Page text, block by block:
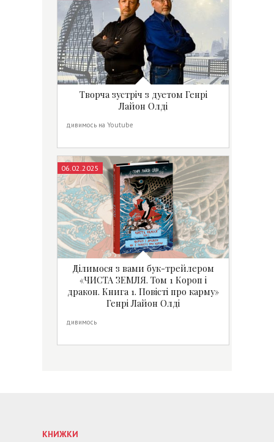
Творча зустріч з дуетом Генрі
Лайон Олді
дивимось на Youtube
06.02.2025
Ділимося з вами бук-трейлером
«ЧИСТА ЗЕМЛЯ. Том 1 Короп і
дракон. Книга 1. Повісті про карму»
Генрі Лайон Олді
дивимось
КНИЖКИ